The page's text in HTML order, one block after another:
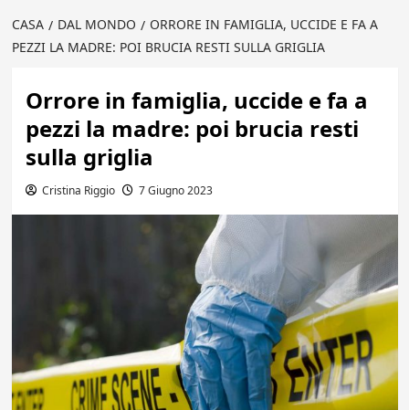
CASA DAL MONDO
ORRORE IN FAMIGLIA, UCCIDE E FA A
PEZZI LA MADRE: POI BRUCIA RESTI SULLA GRIGLIA
Orrore in famiglia, uccide e fa a
pezzi la madre: poi brucia resti
sulla griglia
Cristina Riggio 7 Giugno 2023